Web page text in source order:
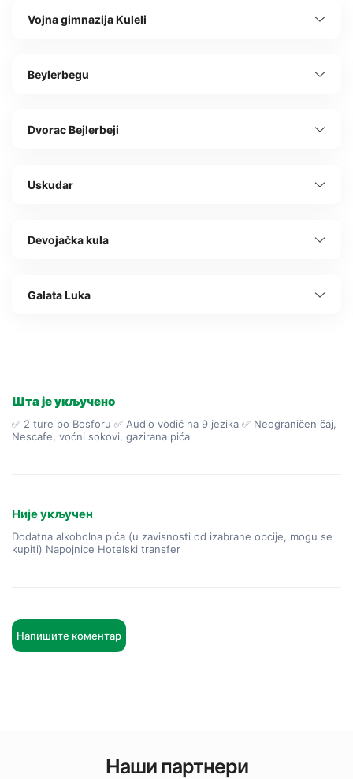
Vojna gimnazija Kuleli
Beylerbegu
Dvorac Bejlerbeji
Uskudar
Devojačka kula
Galata Luka
Шта је укључено
✅ 2 ture po Bosforu ✅ Audio vodič na 9 jezika ✅ Neograničen čaj,
Nescafe, voćni sokovi, gazirana pića
Није укључен
Dodatna alkoholna pića (u zavisnosti od izabrane opcije, mogu se
kupiti) Napojnice Hotelski transfer
Напишите коментар
Наши партнери